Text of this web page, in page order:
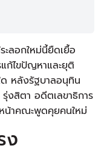
ะลอกใหม่นี้ยืดเยื้อ
ก้ไขปัญหาและยุติ
ด หลังรัฐบาลอนุทิน
สิตา อดีตเลขาธิการ
น้าคณะพูดคุยคนใหม่
ง